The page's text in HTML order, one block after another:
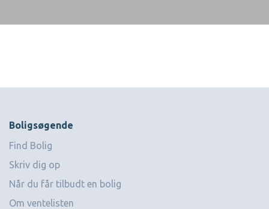
Boligsøgende
Find Bolig
Skriv dig op
Når du får tilbudt en bolig
Om ventelisten